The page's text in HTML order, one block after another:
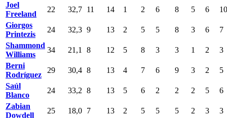
Joel
Freeland
22 32,7 11 14 1 2 6 8 5 6
10
Giorgos
Printezis
24 32,3 9 13 2 5 5 8 3 6
7
Shammond
Williams
34 21,1 8 12 5 8 3 3 1 2
3
Berni
Rodríguez
29 30,4 8 13 4 7 6 9 3 2
5
Saúl
Blanco
24 33,2 8 13 5 6 2 2 2 5
6
Zabian
Dowdell
25 18,0 7 13 2 5 5 5 2 3
3